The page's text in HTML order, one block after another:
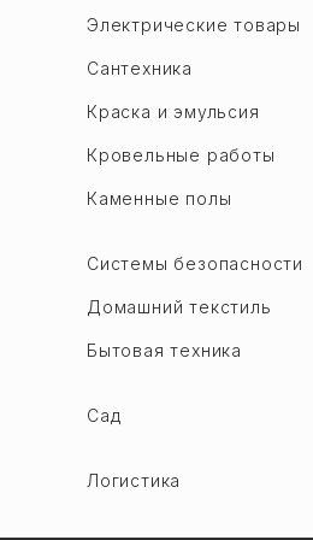
Гёйчай
Хызы
Ходжалы
Уджар
Имишли
Исмаиллы
Шуша
Сулутепе ru
Ходжасен
Хутор
Алят
Сангачал
Электрические товары
Сантехника
Краска и эмульсия
Кровельные работы
Каменные полы
Системы безопасности
Домашний текстиль
Бытовая техника
Сад
Логистика